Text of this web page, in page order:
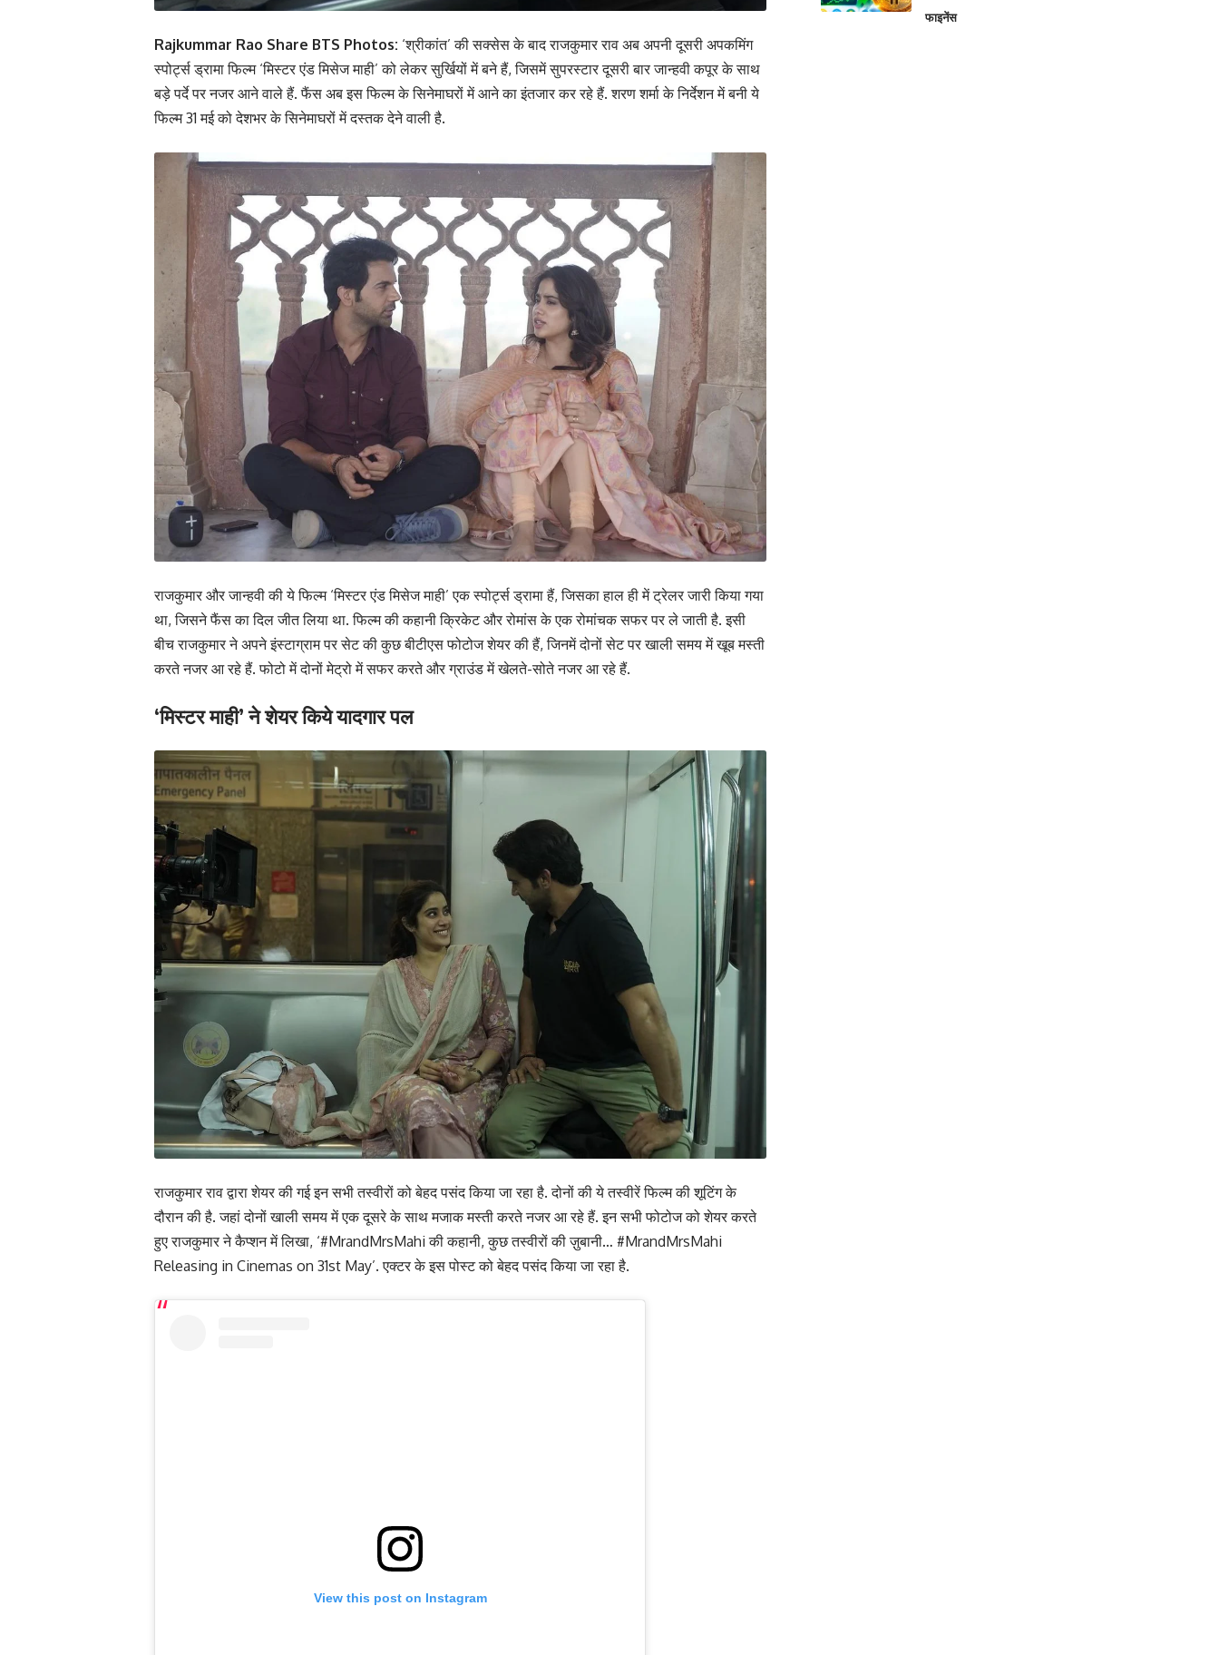
Rajkummar Rao Share BTS Photos: ‘श्रीकांत’ की सक्सेस के बाद राजकुमार राव अब अपनी दूसरी अपकमिंग
स्पोर्ट्स ड्रामा फिल्म ‘मिस्टर एंड मिसेज माही’ को लेकर सुर्खियों में बने हैं, जिसमें सुपरस्टार दूसरी बार जान्हवी कपूर के साथ
बड़े पर्दे पर नजर आने वाले हैं. फैंस अब इस फिल्म के सिनेमाघरों में आने का इंतजार कर रहे हैं. शरण शर्मा के निर्देशन में बनी ये
फिल्म 31 मई को देशभर के सिनेमाघरों में दस्तक देने वाली है.
राजकुमार और जान्हवी की ये फिल्म ‘मिस्टर एंड मिसेज माही’ एक स्पोर्ट्स ड्रामा हैं, जिसका हाल ही में ट्रेलर जारी किया गया
था, जिसने फैंस का दिल जीत लिया था. फिल्म की कहानी क्रिकेट और रोमांस के एक रोमांचक सफर पर ले जाती है. इसी
बीच राजकुमार ने अपने इंस्टाग्राम पर सेट की कुछ बीटीएस फोटोज शेयर की हैं, जिनमें दोनों सेट पर खाली समय में खूब मस्ती
करते नजर आ रहे हैं. फोटो में दोनों मेट्रो में सफर करते और ग्राउंड में खेलते-सोते नजर आ रहे हैं.
‘मिस्टर माही’ नेशेयर किये यादगार पल
राजकुमार राव द्वारा शेयर की गई इन सभी तस्वीरों को बेहद पसंद किया जा रहा है. दोनों की ये तस्वीरें फिल्म की शूटिंग के
दौरान की है. जहां दोनों खाली समय में एक दूसरे के साथ मजाक मस्ती करते नजर आ रहे हैं. इन सभी फोटोज को शेयर करते
हुए राजकुमार ने कैप्शन में लिखा, ‘#MrandMrsMahi की कहानी, कुछ तस्वीरों की ज़ुबानी… #MrandMrsMahi
Releasing in Cinemas on 31st May’. एक्टर के इस पोस्ट को बेहद पसंद किया जा रहा है.
View this post on Instagram
फाइनेंस